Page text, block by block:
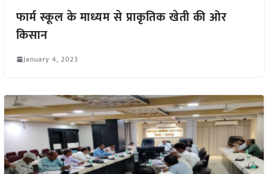
फार्म स्कूल के माध्यम से प्राकृतिक खेती की ओर
किसान
January 4, 2023